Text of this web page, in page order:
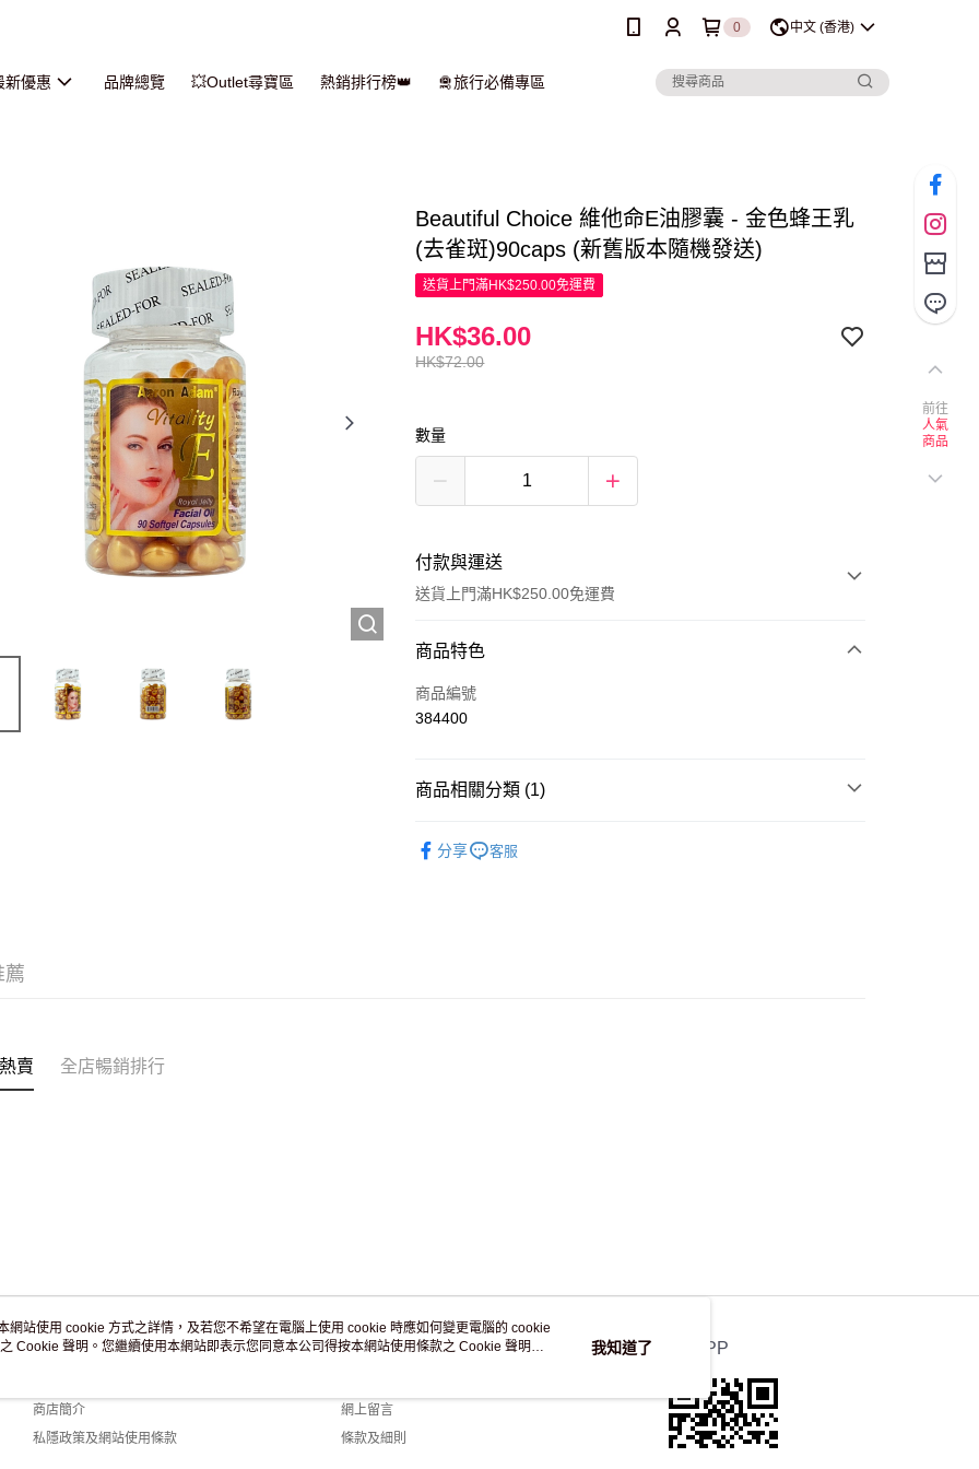
0 中文 (香港)
新優惠 品牌總覽 💥Outlet尋寶區 熱銷排行榜👑 🛅旅行必備專區
Beautiful Choice 維他命E油膠囊 - 金色蜂王乳
(去雀斑)90caps (新舊版本隨機發送)
送貨上門滿HK$250.00免運費
HK$72.00
HK$36.00
數量
付款與運送
送貨上門滿HK$250.00免運費
付款方式
信用卡
商品特色
商品編號
384400
商品相關分類 (1)
分享
客服
薦
賣 全店暢銷排行
關於我們
商店簡介
私隱政策及網站使用條款
客戶服務
網上留言
條款及細則
官方APP
前往
人氣
商品
網站使用 cookie 方式之詳情，及若您不希望在電腦上使用 cookie 時應如何變更電腦的 cookie
Cookie 聲明。您繼續使用本網站即表示您同意本公司得按本網站使用條款之 Cookie 聲明使
我知道了